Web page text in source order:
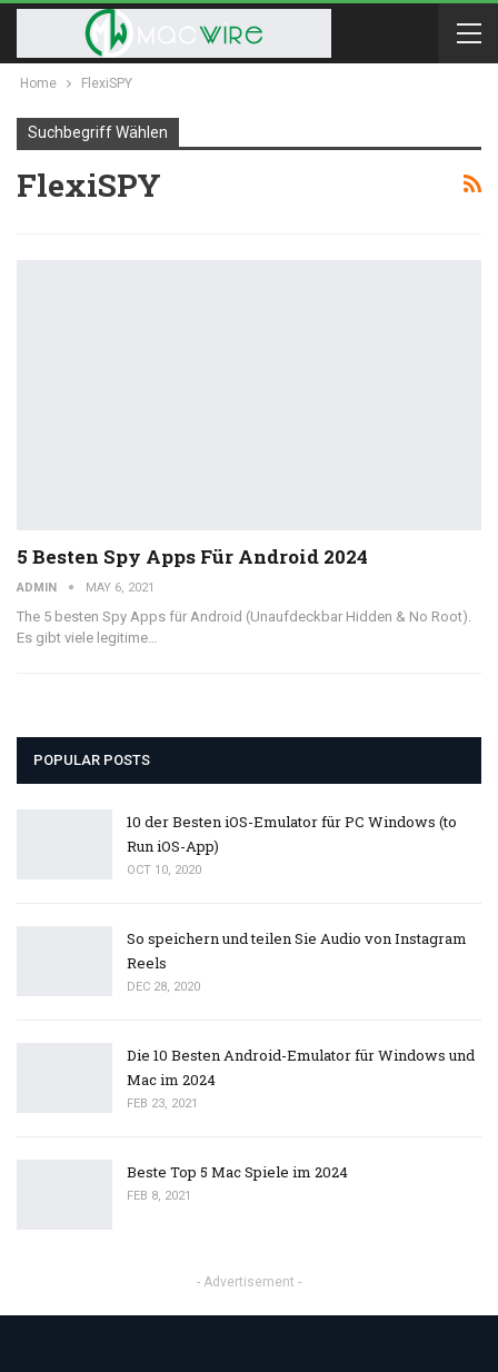
Home FlexiSPY
Suchbegriff Wählen
FlexiSPY
5 Besten Spy Apps Für Android 2024
ADMIN MAY 6, 2021
The 5 besten Spy Apps für Android (Unaufdeckbar Hidden & No Root).
Es gibt viele legitime…
POPULAR POSTS
10 der Besten iOS-Emulator für PC Windows (to
Run iOS-App)
OCT 10, 2020
So speichern und teilen Sie Audio von Instagram
Reels
DEC 28, 2020
Die 10 Besten Android-Emulator für Windows und
Mac im 2024
FEB 23, 2021
Beste Top 5 Mac Spiele im 2024
FEB 8, 2021
- Advertisement -